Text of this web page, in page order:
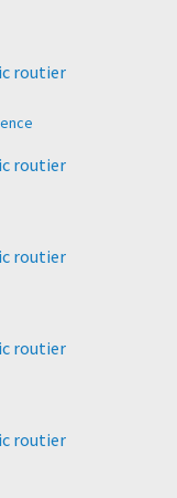
routier
routier
routier
routier
routier